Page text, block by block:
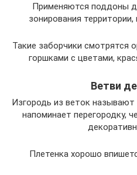
Применяются поддоны
зонирования территории,
Такие заборчики смотрятся
горшками с цветами,
Ветви
Изгородь из веток
напоминает перегородку,
Плетенка хорошо